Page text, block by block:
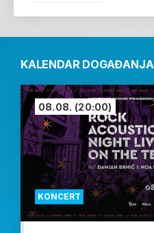
KALENDAR DOGAĐANJA
KONCERT
08.08. (20:00)